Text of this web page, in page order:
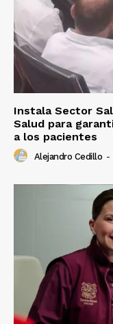
Instala Sector
Salud para
a los pacientes
Alejandro Cedillo -